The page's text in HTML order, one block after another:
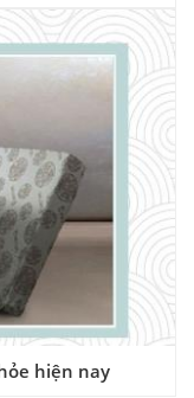
hiện nay